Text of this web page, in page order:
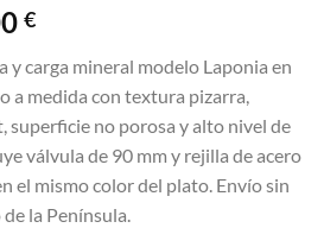
€
y carga mineral modelo Laponia en
a medida con textura pizarra,
superficie no porosa y alto nivel de
válvula de 90 mm y rejilla de acero
el mismo color del plato. Envío sin
la Península.